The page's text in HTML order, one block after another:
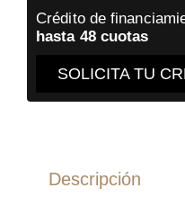
Crédito de
hasta 48 cuotas
SOLICITA TU
Descripción